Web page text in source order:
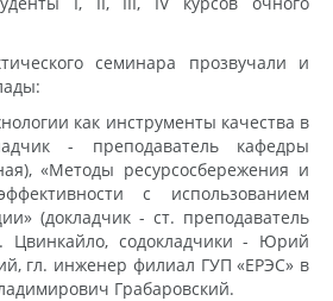
семинара прозвучали и
как инструменты качества в
- преподаватель кафедры
«Методы ресурсосбережения и
с использованием
(докладчик - ст. преподаватель
содокладчики - Юрий
гл. инженер филиал ГУП «ЕРЭС» в
Грабаровский.